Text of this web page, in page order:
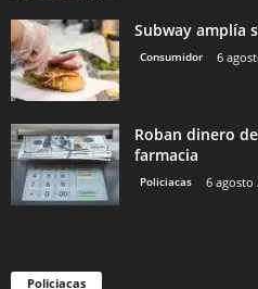
Subway amplía
Consumidor 6
Roban dinero
farmacia
Policiacas 6 agosto
Policiacas